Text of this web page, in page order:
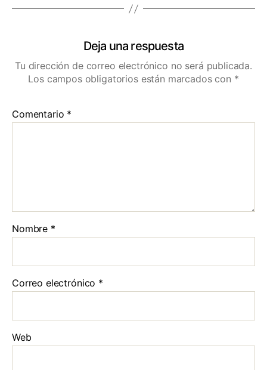
Deja una respuesta
Tu dirección de correo electrónico no será publicada.
Los campos obligatorios están marcados con *
Comentario *
Nombre *
Correo electrónico *
Web